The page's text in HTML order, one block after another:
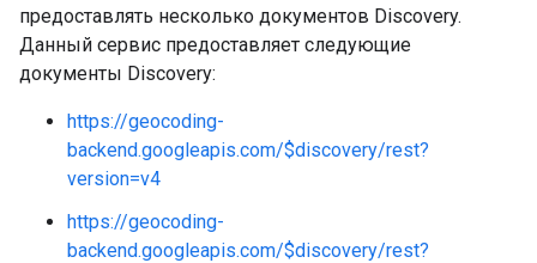
предоставлять несколько документов Discovery.
Данный сервис предоставляет следующие
документы Discovery:
https://geocoding-
backend.googleapis.com/$discovery/rest?
version=v4
https://geocoding-
backend.googleapis.com/$discovery/rest?